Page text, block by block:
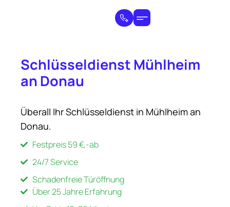
Schlüsseldienst Mühlheim
an Donau
Überall Ihr Schlüsseldienst in Mühlheim an
Donau.
Festpreis 59 €,-ab
24/7 Service
Schadenfreie Türöffnung
Über 25 Jahre Erfahrung